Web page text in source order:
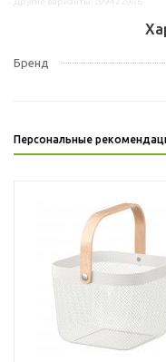
Бренд
Персональные